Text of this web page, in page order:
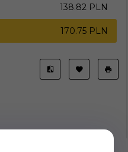
138.82 PLN
170.75 PLN